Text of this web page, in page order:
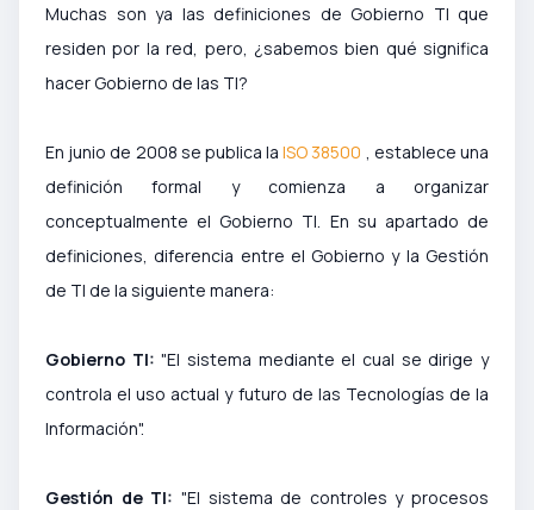
Muchas son ya las definiciones de Gobierno TI que
residen por la red, pero, ¿sabemos bien qué significa
hacer Gobierno de las TI?
En junio de 2008 se publica laISO 38500 , establece una
definición formal y comienza a organizar
conceptualmente el Gobierno TI. En su apartado de
definiciones, diferencia entre el Gobierno y la Gestión
de TI de la siguiente manera:
Gobierno TI: "El sistema mediante el cual se dirige y
controla el uso actual y futuro de las Tecnologías de la
Información".
Gestión de TI: "El sistema de controles y procesos